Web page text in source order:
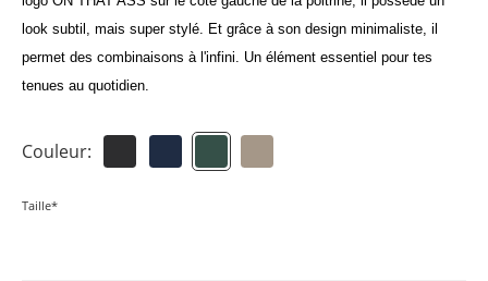
look subtil, mais super stylé. Et grâce à son design minimaliste, il
permet des combinaisons à l'infini. Un élément essentiel pour tes
tenues au quotidien.
Couleur:
Taille*